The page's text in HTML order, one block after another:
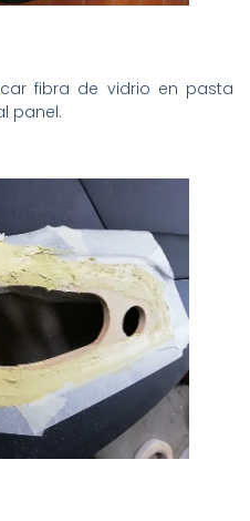
fibra de vidrio en pasta
panel.